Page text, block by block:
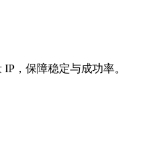
，保障稳定与成功率。